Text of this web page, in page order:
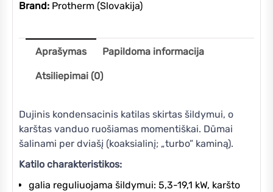
Brand: Protherm (Slovakija)
Aprašymas Papildoma informacija
Atsiliepimai (0)
Dujinis kondensacinis katilas skirtas šildymui, o
karštas vanduo ruošiamas momentiškai. Dūmai
šalinami per dviašį (koaksialinį; „turbo” kaminą).
Katilo charakteristikos:
galia reguliuojama šildymui: 5,3-19,1 kW, karšto